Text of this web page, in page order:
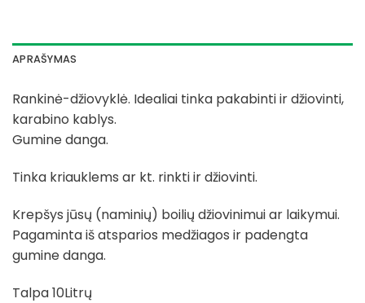
APRAŠYMAS
Rankinė-džiovyklė. Idealiai tinka pakabinti ir džiovinti,
karabino kablys.
Gumine danga.
Tinka kriauklems ar kt. rinkti ir džiovinti.
Krepšys jūsų (naminių) boilių džiovinimui ar laikymui.
Pagaminta iš atsparios medžiagos ir padengta
gumine danga.
Talpa 10Litrų